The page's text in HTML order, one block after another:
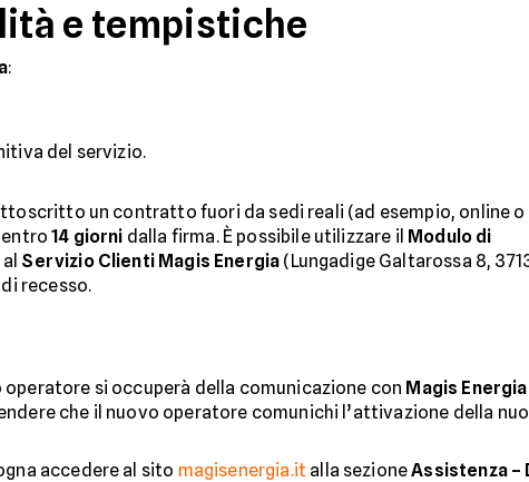
e tempistiche
:
del servizio.
un contratto fuori da sedi reali (ad esempio, online o
entro14 giorni dalla firma. È possibile utilizzare il Modulo di
al Servizio Clienti Magis Energia (Lungadige Galtarossa 8,
recesso.
operatore si occuperà della comunicazione con Magis Energia
che il nuovo operatore comunichi l’attivazione della
accedere al sito magisenergia.it alla sezioneAssistenza –